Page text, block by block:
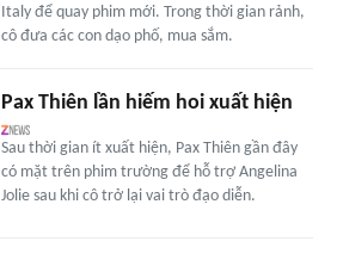
Italy để quay phim mới. Trong thời gian rảnh,
cô đưa các con dạo phố, mua sắm.
Pax Thiên lần hiếm hoi xuất hiện
Sau thời gian ít xuất hiện, Pax Thiên gần đây
có mặt trên phim trường để hỗ trợ Angelina
Jolie sau khi cô trở lại vai trò đạo diễn.